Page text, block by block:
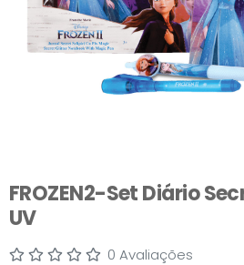
FROZEN2-Set Diário
UV
0 Avaliações